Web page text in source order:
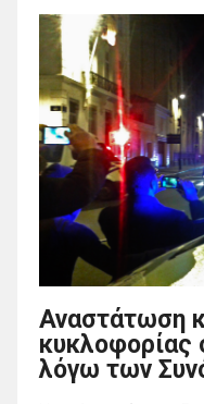
Αναστάτωση
κυκλοφορίας
λόγω των